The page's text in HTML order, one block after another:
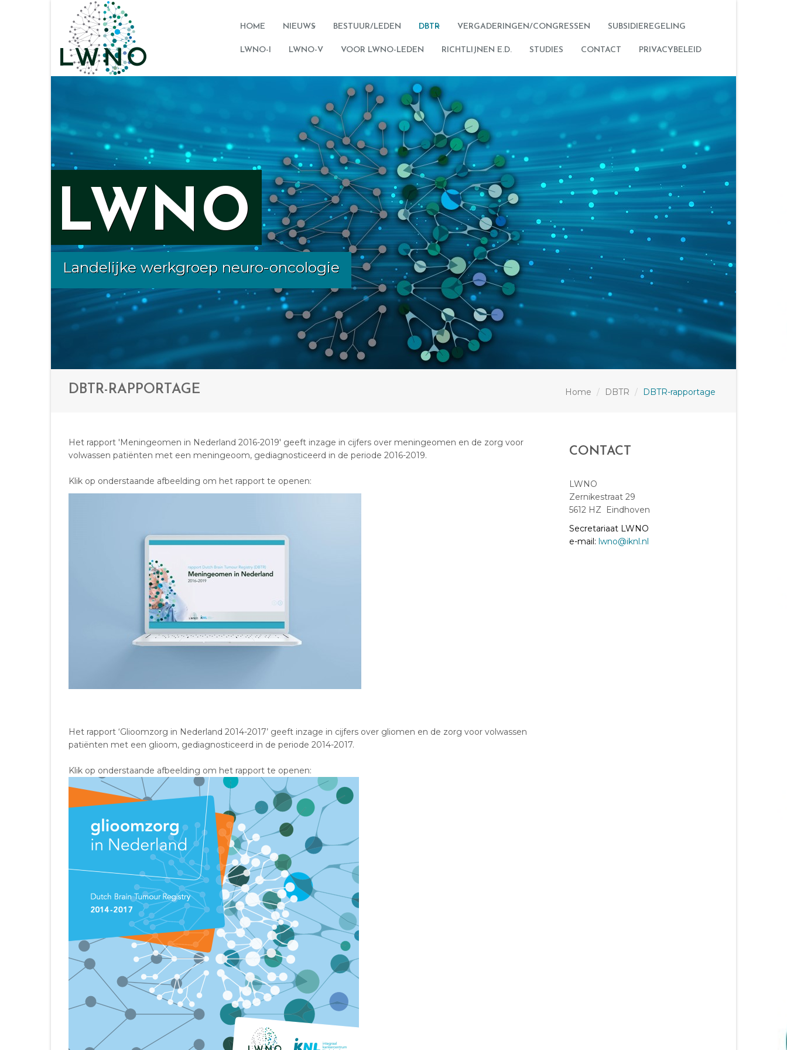
HOME NIEUWS BESTUUR/LEDEN DBTR VERGADERINGEN/CONGRESSEN SUBSIDIEREGELING
LWNO-I LWNO-V VOOR LWNO-LEDEN RICHTLIJNEN E.D. STUDIES CONTACT PRIVACYBELEID
LWNO
Landelijke werkgroep neuro-oncologie
DBTR-RAPPORTAGE Home DBTR DBTR-rapportage
Het rapport 'Meningeomen in Nederland 2016-2019' geeft inzage in cijfers over meningeomen en de zorg voor
volwassen patiënten met een meningeoom, gediagnosticeerd in de periode 2016-2019.
Klik op onderstaande afbeelding om het rapport te openen:
Het rapport ‘Glioomzorg in Nederland 2014-2017’ geeft inzage in cijfers over gliomen en de zorg voor volwassen
patiënten met een glioom, gediagnosticeerd in de periode 2014-2017.
Klik op onderstaande afbeelding om het rapport te openen:
CONTACT
LWNO
Zernikestraat 29
5612 HZ Eindhoven
Secretariaat LWNO
e-mail: lwno@iknl.nl